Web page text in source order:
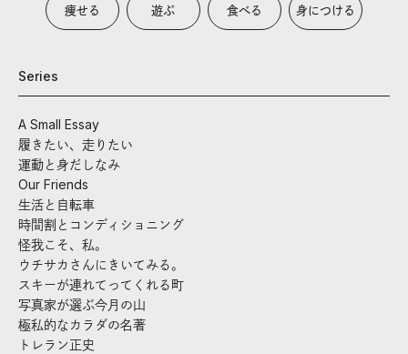
痩せる 遊ぶ 食べる 身につける
Series
A Small Essay
履きたい、走りたい
運動と身だしなみ
Our Friends
生活と自転車
時間割とコンディショニング
怪我こそ、私。
ウチサカさんにきいてみる。
スキーが連れてってくれる町
写真家が選ぶ今月の山
極私的なカラダの名著
トレラン正史